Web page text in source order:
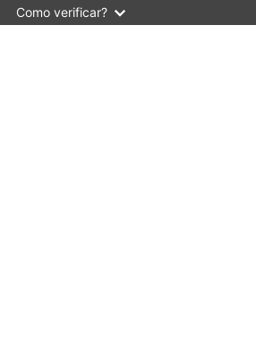
Como verificar?